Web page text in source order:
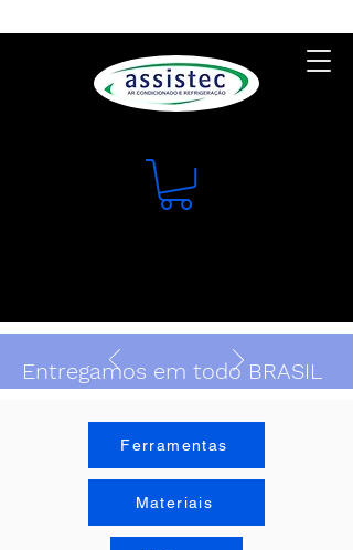
Entregamos em todo BRASIL
Ferramentas
Materiais